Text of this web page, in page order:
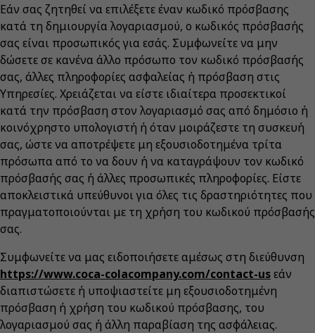
Εάν σας ζητηθεί να επιλέξετε έναν κωδικό πρόσβασης
κατά τη δημιουργία λογαριασμού, ο κωδικός πρόσβασής
σας είναι προσωπικός για εσάς. Συμφωνείτε να μην
δώσετε σε κανένα άλλο πρόσωπο τον κωδικό πρόσβασής
σας, άλλες πληροφορίες ασφαλείας ή πρόσβαση στις
Υπηρεσίες. Χρειάζεται να είστε ιδιαίτερα προσεκτικοί
κατά την πρόσβαση στον λογαριασμό σας από δημόσιο ή
κοινόχρηστο υπολογιστή ή όταν μοιράζεστε τη συσκευή
σας, ώστε να αποτρέψετε μη εξουσιοδοτημένα τρίτα
πρόσωπα από το να δουν ή να καταγράψουν τον κωδικό
πρόσβασής σας ή άλλες προσωπικές πληροφορίες. Είστε
αποκλειστικά υπεύθυνοι για όλες τις δραστηριότητες που
πραγματοποιούνται με τη χρήση του κωδικού πρόσβασής
σας.
Συμφωνείτε να μας ειδοποιήσετε αμέσως στη διεύθυνση
https://www.coca-colacompany.com/contact-usεάν
διαπιστώσετε ή υποψιαστείτε μη εξουσιοδοτημένη
πρόσβαση ή χρήση του κωδικού πρόσβασης, του
λογαριασμού σας ή άλλη παραβίαση της ασφάλειας.